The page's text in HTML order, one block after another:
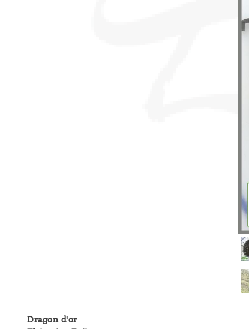
Dragon d'or